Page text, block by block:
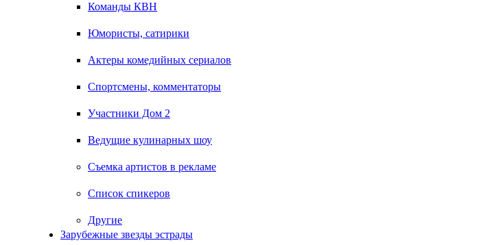
Команды КВН
Юмористы, сатирики
Актеры комедийных сериалов
Спортсмены, комментаторы
Участники Дом 2
Ведущие кулинарных шоу
Съемка артистов в рекламе
Список спикеров
Другие
Зарубежные звезды эстрады